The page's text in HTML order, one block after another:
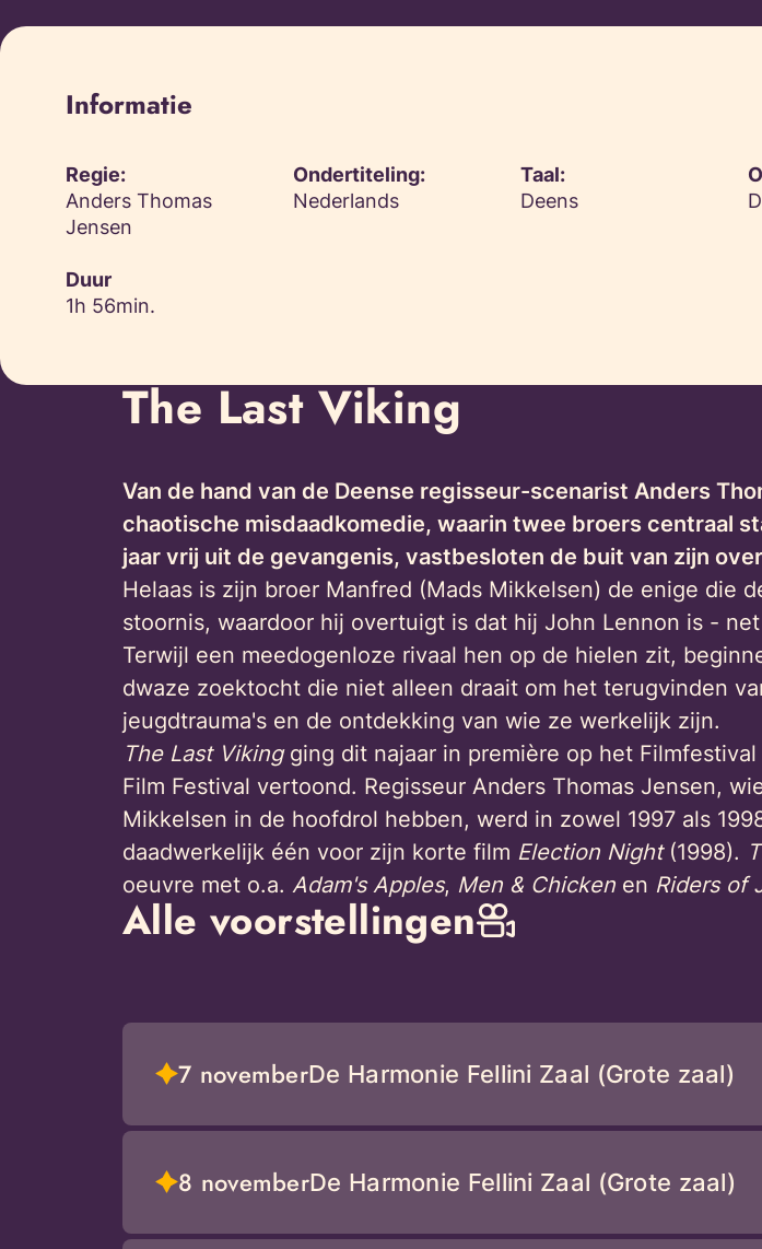
Informatie
Regie:
Anders Thomas
Jensen
Ondertiteling:
Nederlands
Taal:
Deens
Duur
1h 56min.
The Last Viking
Van de hand van de Deense regisseur-scenarist Anders
chaotische misdaadkomedie, waarin twee broers centraal
jaar vrij uit de gevangenis, vastbesloten de buit van zijn
Helaas is zijn broer Manfred (Mads Mikkelsen) de enige die
stoornis, waardoor hij overtuigt is dat hij John Lennon is -
Terwijl een meedogenloze rivaal hen op de hielen zit,
dwaze zoektocht die niet alleen draait om het terugvinden
jeugdtrauma's en de ontdekking van wie ze werkelijk zijn.
The Last Vikingging dit najaar in première op het
Film Festival vertoond. Regisseur Anders Thomas Jensen,
Mikkelsen in de hoofdrol hebben, werd in zowel 1997 als
daadwerkelijk één voor zijn korte film Election Night(1998).
oeuvre met o.a. Adam's Apples, Men & Chicken en Riders of
Alle voorstellingen
7 novemberDe Harmonie Fellini Zaal (Grote zaal)
8 novemberDe Harmonie Fellini Zaal (Grote zaal)